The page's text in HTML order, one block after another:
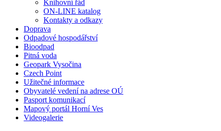
Knihovní řád
ON-LINE katalog
Kontakty a odkazy
Doprava
Odpadové hospodářství
Bioodpad
Pitná voda
Geopark Vysočina
Czech Point
Užitečné informace
Obyvatelé vedení na adrese OÚ
Pasport komunikací
Mapový portál Horní Ves
Videogalerie